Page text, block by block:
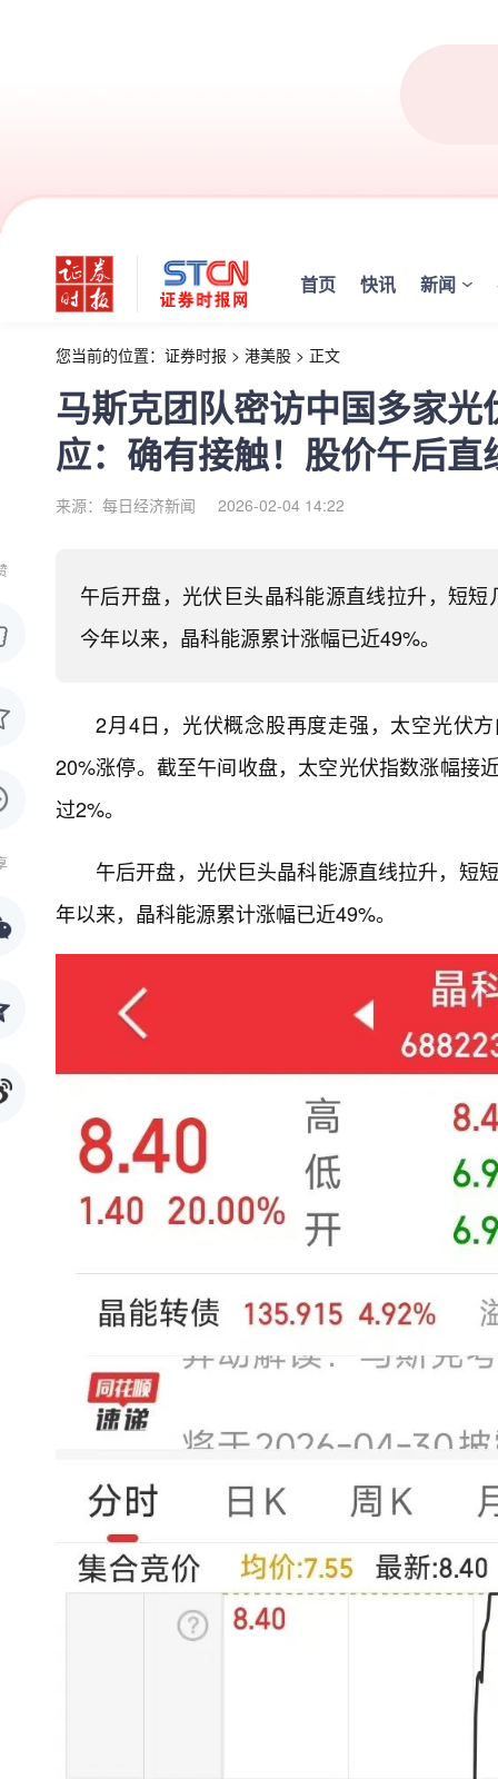
首页 快讯 新闻
您当前的位置： 证券时报 > 港美股 > 正文
马斯克团队密访中国多家
应：确有接触！股价午后直
来源：每日经济新闻 2026-02-04 14:22
午后开盘，光伏巨头晶科能源直线拉升，短
今年以来，晶科能源累计涨幅已近49%。
2月4日，光伏概念股再度走强，太空光伏
20%涨停。截至午间收盘，太空光伏指数涨幅接
过2%。
午后开盘，光伏巨头晶科能源直线拉升，短
年以来，晶科能源累计涨幅已近49%。